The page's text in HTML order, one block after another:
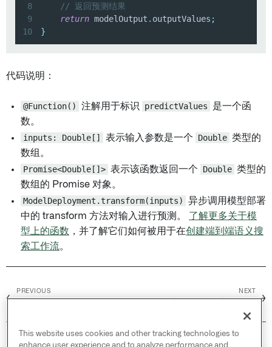
8
// 返回预测结果
9
return modelOutput . outputValues ;
10
}
代码说明：
@Function() 注解用于标识 predictValues
是一个函
数。
inputs: Double[]
表示输入参数是一个 Double 类型的
数组。
Promise<Double[]> 表示该函数返回一个 Double 类型的
数组的 Promise 对象。
ModelDeployment.transform(inputs)
异步调用模型部署
中的 transform 方法对输入进行预测。 了解更多关于模
型上的函数 ，并了解它们如何被用于在创建端到端语义搜
索工作流。
←
PREVIOUS NEXT
→
© 2026 Palantir Technologies Inc. All rights
This website uses cookies and other tracking technologies to